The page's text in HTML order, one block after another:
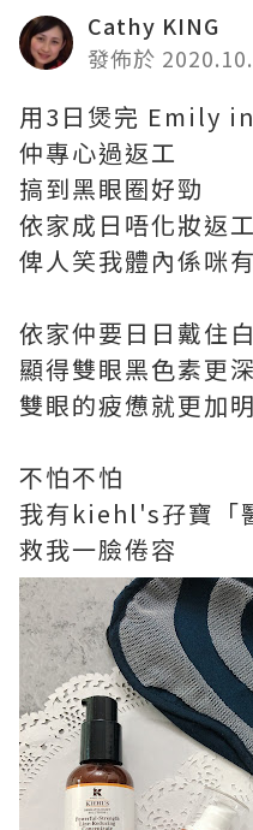
Cathy KING
發佈於
用3日煲完 Emily
仲專心過返工
搞到黑眼圈好勁
依家成日唔化妝返工
俾人笑我體內係咪
依家仲要日日戴住
顯得雙眼黑色素更深
雙眼的疲憊就更加
不怕不怕
我有kiehl's孖寶「
救我一臉倦容